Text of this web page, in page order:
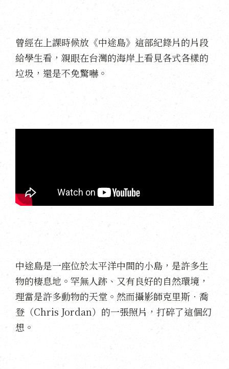
曾經在上課時候放《中途島》這部紀錄片的片段
給學生看，親眼在台灣的海岸上看見各式各樣的
垃圾，還是不免驚嚇。
中途島是一座位於太平洋中間的小島，是許多生
物的棲息地。罕無人跡、又有良好的自然環境，
理當是許多動物的天堂。然而攝影師克里斯‧喬
登（Chris Jordan）的一張照片，打碎了這個幻
想。